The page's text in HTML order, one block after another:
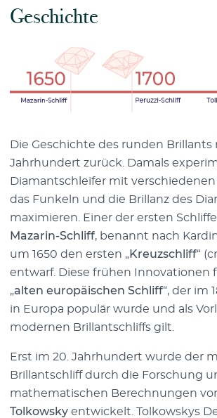
Geschichte
Die Geschichte des runden Brillants
Jahrhundert zurück. Damals
Diamantschleifer mit
das Funkeln und die Brillanz des
maximieren. Einer der ersten
Mazarin-Schliff, benannt nach
um 1650 den ersten „Kreuzschliff“
entwarf. Diese frühen Innovationen
„alten europäischen Schliff“, der im
in Europa populär wurde und als
modernen Brillantschliffs gilt.
Erst im 20. Jahrhundert wurde der
Brillantschliff durch die Forschung
mathematischen Berechnungen
Tolkowsky entwickelt. Tolkowskys